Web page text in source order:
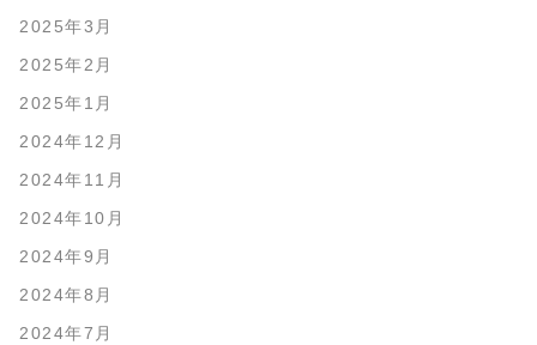
2025年3月
2025年2月
2025年1月
2024年12月
2024年11月
2024年10月
2024年9月
2024年8月
2024年7月